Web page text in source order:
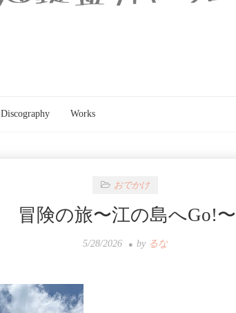
Discography Works
おでかけ
冒険の旅〜江の島へGo!〜
5/28/2026 by るな